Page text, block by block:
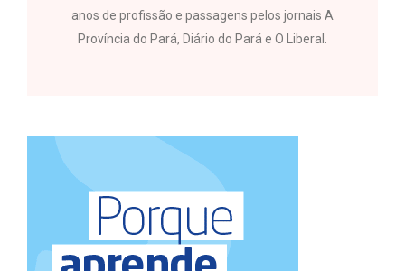
anos de profissão e passagens pelos jornais A
Província do Pará, Diário do Pará e O Liberal.